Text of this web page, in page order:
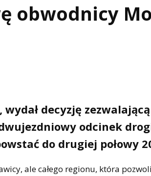
obwodnicy
decyzję
odcinek
do drugiej połowy
ale całego regionu, która